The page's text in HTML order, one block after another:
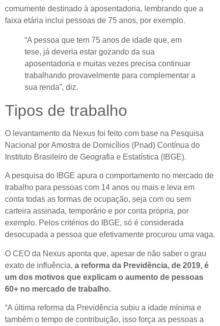
comumente destinado à aposentadoria, lembrando que a
faixa etária inclui pessoas de 75 anos, por exemplo.
“A pessoa que tem 75 anos de idade que, em
tese, já deveria estar gozando da sua
aposentadoria e muitas vezes precisa continuar
trabalhando provavelmente para complementar a
sua renda”, diz.
Tipos de trabalho
O levantamento da Nexus foi feito com base na Pesquisa
Nacional por Amostra de Domicílios (Pnad) Contínua do
Instituto Brasileiro de Geografia e Estatística (IBGE).
A pesquisa do IBGE apura o comportamento no mercado de
trabalho para pessoas com 14 anos ou mais e leva em
conta todas as formas de ocupação, seja com ou sem
carteira assinada, temporário e por conta própria, por
exemplo. Pelos critérios do IBGE, só é considerada
desocupada a pessoa que efetivamente procurou uma vaga.
O CEO da Nexus aponta que, apesar de não saber o grau
exato de influência, a reforma da Previdência, de 2019, é
um dos motivos que explicam o aumento de pessoas
60+ no mercado de trabalho.
“A última reforma da Previdência subiu a idade mínima e
também o tempo de contribuição, isso força as pessoas a